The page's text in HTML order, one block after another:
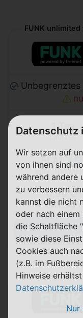
FUNK unlimited
1 Tag
Laufzeit
FLAT 5G
0,99 €
einmalig
FUNK
Datenschutz
Wir setzen auf
von ihnen sind
während andere
zu verbessern
kannst die nicht
oder nach
die Schaltfläche
sowie diese
Cookies auch
(z.B. im
Hinweise
Nur